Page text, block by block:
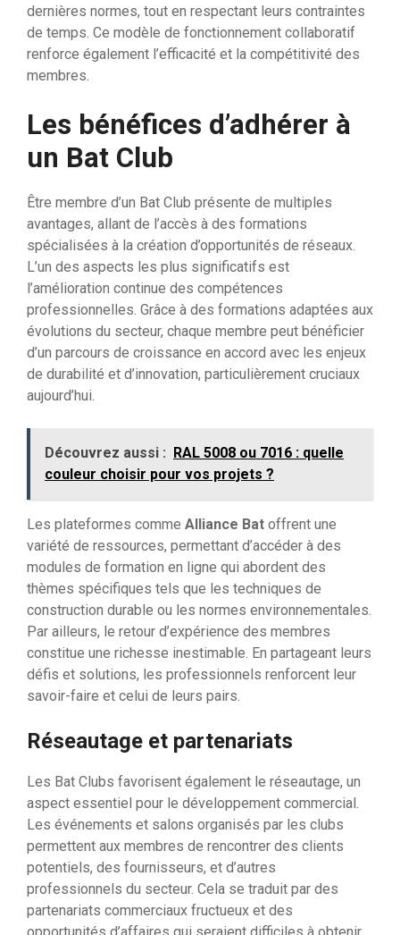
dernières normes, tout en respectant leurs contraintes
de temps. Ce modèle de fonctionnement collaboratif
renforce également l’efficacité et la compétitivité des
membres.
Les bénéfices d’adhérer à
un Bat Club
Être membre d’un Bat Club présente de multiples
avantages, allant de l’accès à des formations
spécialisées à la création d’opportunités de réseaux.
L’un des aspects les plus significatifs est
l’amélioration continue des compétences
professionnelles. Grâce à des formations adaptées aux
évolutions du secteur, chaque membre peut bénéficier
d’un parcours de croissance en accord avec les enjeux
de durabilité et d’innovation, particulièrement cruciaux
aujourd’hui.
Découvrez aussi :
RAL 5008 ou 7016 : quelle
couleur choisir pour vos projets ?
Les plateformes comme Alliance Bat offrent une
variété de ressources, permettant d’accéder à des
modules de formation en ligne qui abordent des
thèmes spécifiques tels que les techniques de
construction durable ou les normes environnementales.
Par ailleurs, le retour d’expérience des membres
constitue une richesse inestimable. En partageant leurs
défis et solutions, les professionnels renforcent leur
savoir-faire et celui de leurs pairs.
Réseautage et partenariats
Les Bat Clubs favorisent également le réseautage, un
aspect essentiel pour le développement commercial.
Les événements et salons organisés par les clubs
permettent aux membres de rencontrer des clients
potentiels, des fournisseurs, et d’autres
professionnels du secteur. Cela se traduit par des
partenariats commerciaux fructueux et des